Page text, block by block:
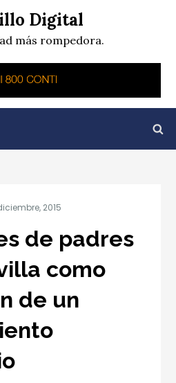
Digital
más rompedora.
de padres
como
de un